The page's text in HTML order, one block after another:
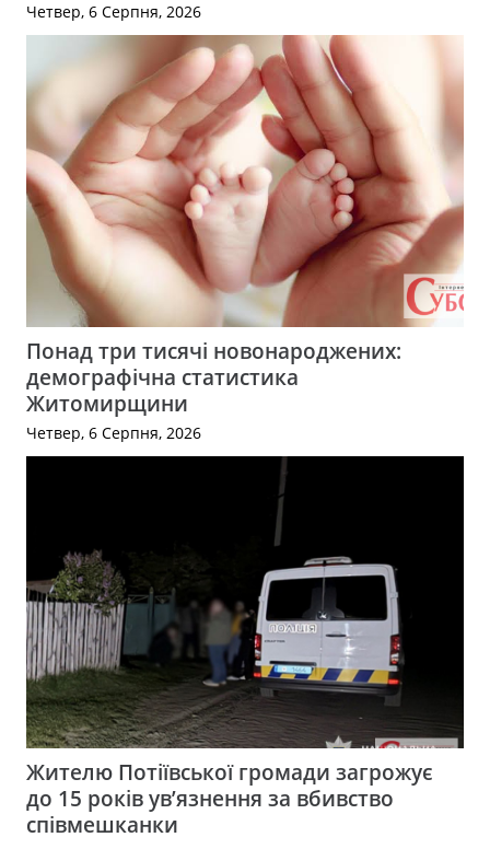
Четвер, 6 Серпня, 2026
Понад три тисячі новонароджених:
демографічна статистика
Житомирщини
Четвер, 6 Серпня, 2026
Жителю Потіївської громади загрожує
до 15 років ув’язнення за вбивство
співмешканки